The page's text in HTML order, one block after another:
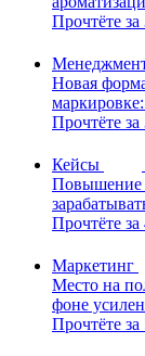
Прочтёте
Новая
Прочтёте
Кейсы
Повышение
Прочтёте
Маркетинг
Место на
фоне
Прочтёте